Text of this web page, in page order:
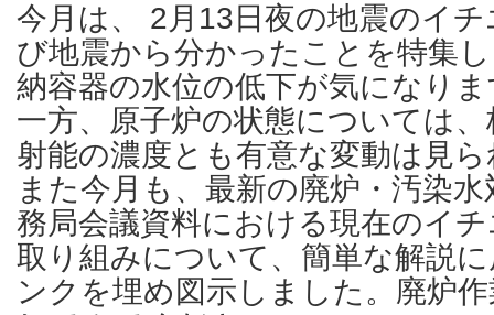
今月は、 2月13日夜の地震のイ
び地震から分かったことを特集
納容器の水位の低下が気になり
一方、原子炉の状態については
射能の濃度とも有意な変動は見
また今月も、最新の廃炉・汚染
務局会議資料における現在のイ
取り組みについて、簡単な解説
ンクを埋め図示しました。廃炉